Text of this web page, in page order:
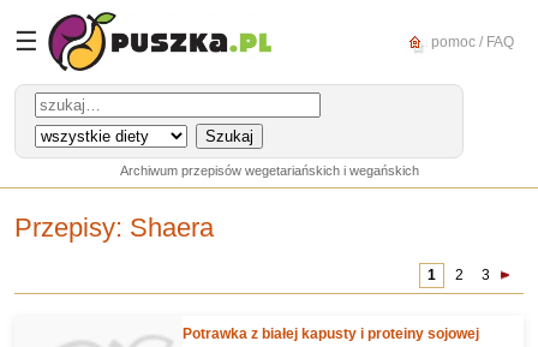
☰ pomoc / FAQ
Archiwum przepisów wegetariańskich i wegańskich
Przepisy: Shaera
1 2 3
Potrawka z białej kapusty i proteiny sojowej